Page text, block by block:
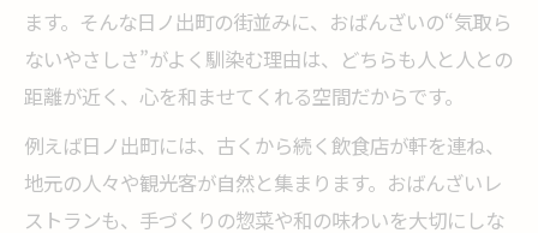
ゆっくり過ごせるおばんざいランチの魅力
女性も安心できるおばんざい空間の選び方
日ノ出町で叶えるおばんざい女子会体験
おばんざいで彩る女子会のおすすめシーン
車移動でも安心できるおばんざいの魅力紹介
車で行けるおばんざいレストランの選び方
ます。そんな日ノ出町の街並みに、おばんざいの“気取ら
ないやさしさ”がよく馴染む理由は、どちらも人と人との
距離が近く、心を和ませてくれる空間だからです。
例えば日ノ出町には、古くから続く飲食店が軒を連ね、
地元の人々や観光客が自然と集まります。おばんざいレ
ストランも、手づくりの惣菜や和の味わいを大切にしな